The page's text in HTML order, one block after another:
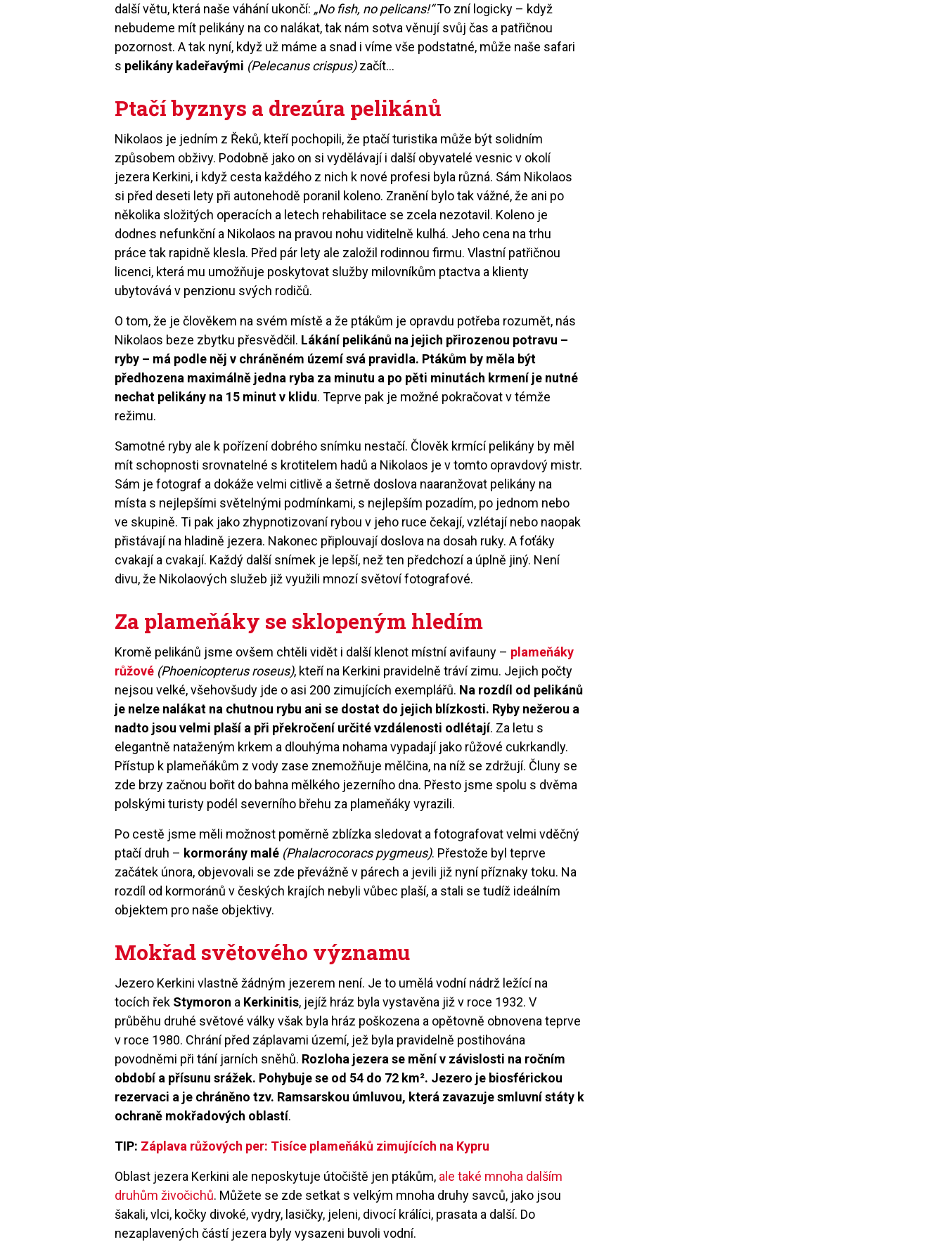
další větu, která naše váhání ukončí: „No fish, no pelicans!“To zní logicky – když
nebudeme mít pelikány na co nalákat, tak nám sotva věnují svůj čas a patřičnou
pozornost. A tak nyní, když už máme a snad i víme vše podstatné, může naše safari
s pelikány kadeřavými (Pelecanus crispus)začít…
Ptačí byznys a drezúra pelikánů
Nikolaos je jedním z Řeků, kteří pochopili, že ptačí turistika může být solidním
způsobem obživy. Podobně jako on si vydělávají i další obyvatelé vesnic v okolí
jezera Kerkini, i když cesta každého z nich k nové profesi byla různá. Sám Nikolaos
si před deseti lety při autonehodě poranil koleno. Zranění bylo tak vážné, že ani po
několika složitých operacích a letech rehabilitace se zcela nezotavil. Koleno je
dodnes nefunkční a Nikolaos na pravou nohu viditelně kulhá. Jeho cena na trhu
práce tak rapidně klesla. Před pár lety ale založil rodinnou firmu. Vlastní patřičnou
licenci, která mu umožňuje poskytovat služby milovníkům ptactva a klienty
ubytovává v penzionu svých rodičů.
O tom, že je člověkem na svém místě a že ptákům je opravdu potřeba rozumět, nás
Nikolaos beze zbytku přesvědčil. Lákání pelikánů na jejich přirozenou potravu –
ryby – má podle něj v chráněném území svá pravidla. Ptákům by měla být
předhozena maximálně jedna ryba za minutu a po pěti minutách krmení je nutné
nechat pelikány na 15 minut v klidu. Teprve pak je možné pokračovat v témže
režimu.
Samotné ryby ale k pořízení dobrého snímku nestačí. Člověk krmící pelikány by měl
mít schopnosti srovnatelné s krotitelem hadů a Nikolaos je v tomto opravdový mistr.
Sám je fotograf a dokáže velmi citlivě a šetrně doslova naaranžovat pelikány na
místa s nejlepšími světelnými podmínkami, s nejlepším pozadím, po jednom nebo
ve skupině. Ti pak jako zhypnotizovaní rybou v jeho ruce čekají, vzlétají nebo naopak
přistávají na hladině jezera. Nakonec připlouvají doslova na dosah ruky. A foťáky
cvakají a cvakají. Každý další snímek je lepší, než ten předchozí a úplně jiný. Není
divu, že Nikolaových služeb již využili mnozí světoví fotografové.
Za plameňáky se sklopeným hledím
Kromě pelikánů jsme ovšem chtěli vidět i další klenot místní avifauny – plameňáky
růžové (Phoenicopterus roseus), kteří na Kerkini pravidelně tráví zimu. Jejich počty
nejsou velké, všehovšudy jde o asi 200 zimujících exemplářů. Na rozdíl od pelikánů
je nelze nalákat na chutnou rybu ani se dostat do jejich blízkosti. Ryby nežerou a
nadto jsou velmi plaší a při překročení určité vzdálenosti odlétají. Za letu s
elegantně nataženým krkem a dlouhýma nohama vypadají jako růžové cukrkandly.
Přístup k plameňákům z vody zase znemožňuje mělčina, na níž se zdržují. Čluny se
zde brzy začnou bořit do bahna mělkého jezerního dna. Přesto jsme spolu s dvěma
polskými turisty podél severního břehu za plameňáky vyrazili.
Po cestě jsme měli možnost poměrně zblízka sledovat a fotografovat velmi vděčný
ptačí druh – kormorány malé (Phalacrocoracs pygmeus). Přestože byl teprve
začátek února, objevovali se zde převážně v párech a jevili již nyní příznaky toku. Na
rozdíl od kormoránů v českých krajích nebyli vůbec plaší, a stali se tudíž ideálním
objektem pro naše objektivy.
Mokřad světového významu
Jezero Kerkini vlastně žádným jezerem není. Je to umělá vodní nádrž ležící na
tocích řek Stymoron a Kerkinitis, jejíž hráz byla vystavěna již v roce 1932. V
průběhu druhé světové války však byla hráz poškozena a opětovně obnovena teprve
v roce 1980. Chrání před záplavami území, jež byla pravidelně postihována
povodněmi při tání jarních sněhů. Rozloha jezera se mění v závislosti na ročním
období a přísunu srážek. Pohybuje se od 54 do 72 km². Jezero je biosférickou
rezervaci a je chráněno tzv. Ramsarskou úmluvou, která zavazuje smluvní státy k
ochraně mokřadových oblastí.
TIP: Záplava růžových per: Tisíce plameňáků zimujících na Kypru
Oblast jezera Kerkini ale neposkytuje útočiště jen ptákům, ale také mnoha dalším
druhům živočichů. Můžete se zde setkat s velkým mnoha druhy savců, jako jsou
šakali, vlci, kočky divoké, vydry, lasičky, jeleni, divocí králíci, prasata a další. Do
nezaplavených částí jezera byly vysazeni buvoli vodní.